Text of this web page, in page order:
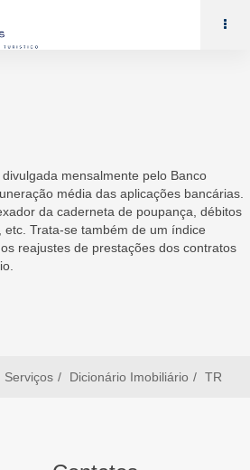
mensalmente pelo Banco
média das aplicações bancárias.
da caderneta de poupança, débitos
Trata-se também de um índice
reajustes de prestações dos contratos
Serviços Dicionário Imobiliário TR